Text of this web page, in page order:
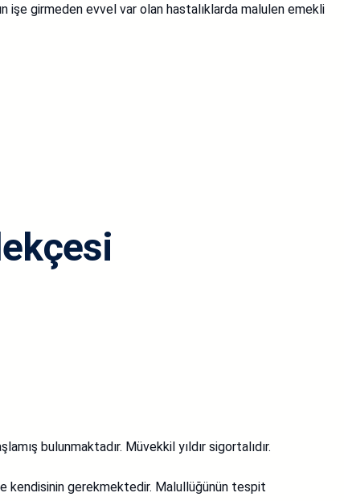
işe girmeden evvel var olan hastalıklarda malulen emekli
bulunmaktadır. Müvekkil yıldır sigortalıdır.
kendisinin gerekmektedir. Malullüğünün tespit